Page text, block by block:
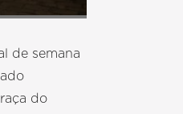
de semana
do